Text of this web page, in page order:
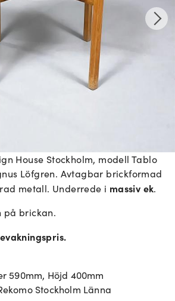
House Stockholm, modell Tablo
Löfgren. Avtagbar brickformad
metall. Underrede i massiv ek.
på brickan.
590mm, Höjd 400mm
Stockholm Länna